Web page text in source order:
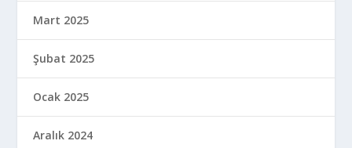
Mart 2025
Şubat 2025
Ocak 2025
Aralık 2024